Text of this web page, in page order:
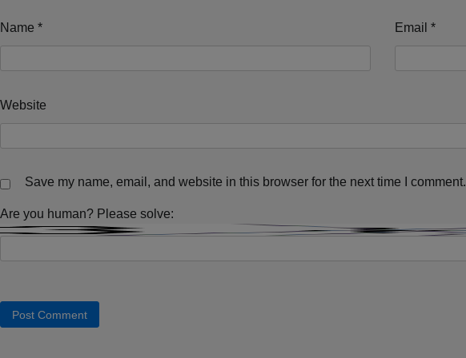
Name * Email *
Website
Save my name, email, and website in this browser for the next time I comment.
Are you human? Please solve: